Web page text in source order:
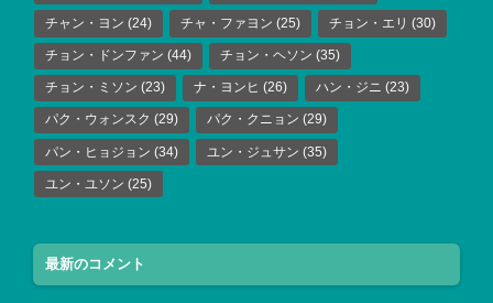
チャン・ヨン (24) チャ・ファヨン (25) チョン・エリ (30)
チョン・ドンファン (44) チョン・ヘソン (35)
チョン・ミソン (23) ナ・ヨンヒ (26) ハン・ジニ (23)
パク・ウォンスク (29) パク・クニョン (29)
パン・ヒョジョン (34) ユン・ジュサン (35)
ユン・ユソン (25)
最新のコメント